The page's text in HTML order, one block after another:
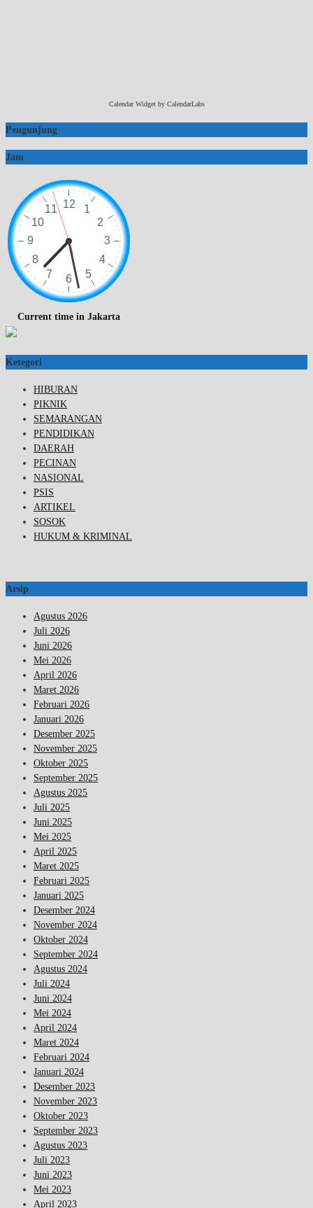
Calendar Widget by CalendarLabs
Pengunjung
Jam
Current time in Jakarta
Ketegori
HIBURAN
PIKNIK
SEMARANGAN
PENDIDIKAN
DAERAH
PECINAN
NASIONAL
PSIS
ARTIKEL
SOSOK
HUKUM & KRIMINAL
Arsip
Agustus 2026
Juli 2026
Juni 2026
Mei 2026
April 2026
Maret 2026
Februari 2026
Januari 2026
Desember 2025
November 2025
Oktober 2025
September 2025
Agustus 2025
Juli 2025
Juni 2025
Mei 2025
April 2025
Maret 2025
Februari 2025
Januari 2025
Desember 2024
November 2024
Oktober 2024
September 2024
Agustus 2024
Juli 2024
Juni 2024
Mei 2024
April 2024
Maret 2024
Februari 2024
Januari 2024
Desember 2023
November 2023
Oktober 2023
September 2023
Agustus 2023
Juli 2023
Juni 2023
Mei 2023
April 2023